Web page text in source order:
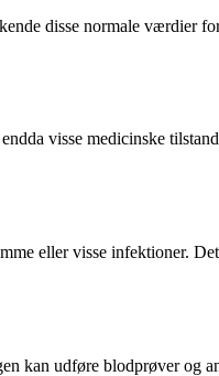
disse normale værdier
visse medicinske
eller visse infektioner.
kan udføre blodprøver og